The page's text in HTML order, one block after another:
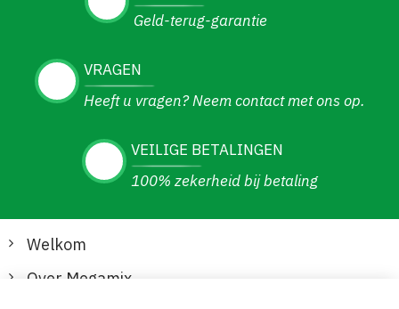
Geld-terug-garantie
VRAGEN
Heeft u vragen? Neem contact met ons op.
VEILIGE BETALINGEN
100% zekerheid bij betaling
Welkom
Over Megamix